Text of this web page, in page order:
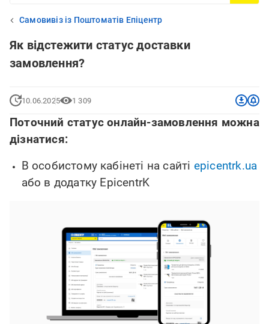
Самовивіз із Поштоматів Епіцентр
Як відстежити статус доставки
замовлення?
10.06.2025 1 309
Поточний статус онлайн-замовлення можна
дізнатися:
В особистому кабінеті на сайті epicentrk.ua
або в додатку EpicentrK